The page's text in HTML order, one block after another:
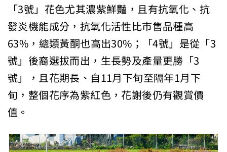
「3號」花色尤其濃紫鮮豔，且有抗氧化、抗
發炎機能成分，抗氧化活性比市售品種高
63%，總類黃酮也高出30%；「4號」是從「3
號」後裔選拔而出，生長勢及產量更勝「3
號」，且花期長、自11月下旬至隔年1月下
旬，整個花序為紫紅色，花謝後仍有觀賞價
值。